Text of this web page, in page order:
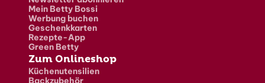
Mein Betty Bossi
Werbung buchen
Geschenkkarten
Rezepte-App
Green Betty
Zum Onlineshop
Küchenutensilien
Backzubehör